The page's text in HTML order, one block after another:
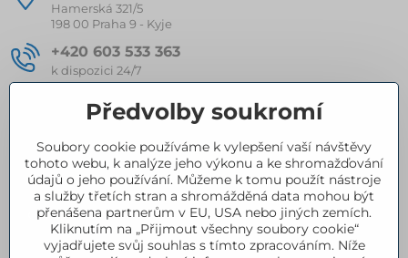
Hamerská 321/5
198 00 Praha 9 - Kyje
+420 603 533 363
k dispozici 24/7
eurorad​@seznam​.cz
Kompletní nabídka produktů
Certifikace
Předvolby soukromí
Soubory cookie používáme k vylepšení vaší návštěvy
tohoto webu, k analýze jeho výkonu a ke shromažďování
údajů o jeho používání. Můžeme k tomu použít nástroje
a služby třetích stran a shromážděná data mohou být
přenášena partnerům v EU, USA nebo jiných zemích.
Kliknutím na „Přijmout všechny soubory cookie“
vyjadřujete svůj souhlas s tímto zpracováním. Níže